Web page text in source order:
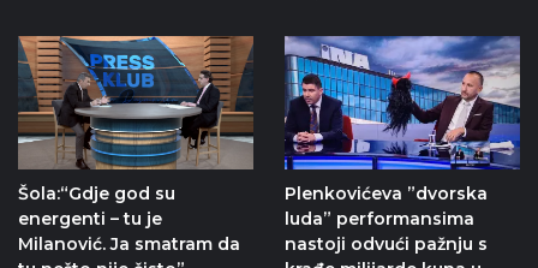
Šola:“Gdje god su
energenti – tu je
Milanović. Ja smatram da
Plenkovićeva ”dvorska
luda” performansima
nastoji odvući pažnju s